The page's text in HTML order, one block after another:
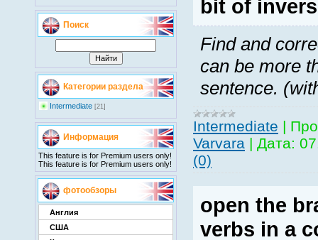
Поиск
Категории раздела
Intermediate [21]
Информация
This feature is for Premium users only!
This feature is for Premium users only!
фотообзоры
Англия
США
bit of
Find and
can be more
sentence.
Intermediate |
Varvara | Дата:
(0)
open the
verbs in a